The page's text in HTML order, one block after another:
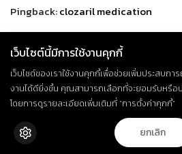
Pingback:clozaril medication
Pingback:colchicine 0,5 mg prices
Pingback:order symbicort inhaler
Pingback: buy cialis india
Pingback:
how to purchase coreg
Pingback:
compazine otc
เว็บไซต์นี้มีการใช้งานคุกกี้
เว็บไซต์ของเราใช้งานคุกกี้เพื่อช่วยเพิ่มประสบกา
งานได้ดียิ่งขึ้น คุณสามารถเลือกที่จะยอมรับหรือ
โดยการดูรายละเอียดเพิ่มเติมที่ “การตั้งค่าคุกกี้”
ยกเลิก